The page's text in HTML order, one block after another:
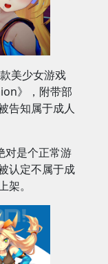
美少女游戏
》，附带部
告知属于成人
对是个正常游
认定不属于成
。